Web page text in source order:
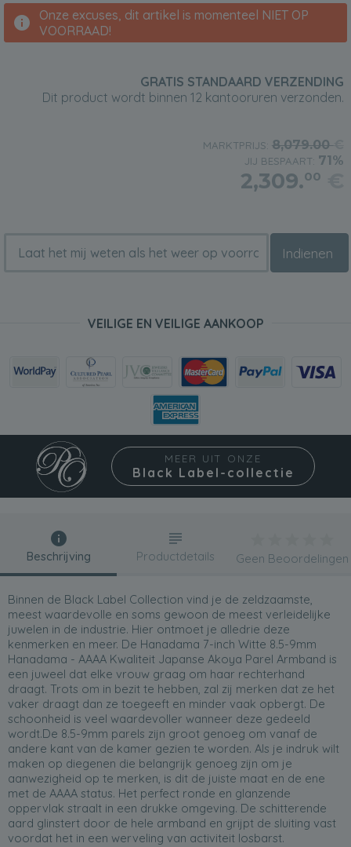
Onze excuses, dit artikel is momenteel NIET OP
VOORRAAD!
GRATIS STANDAARD VERZENDING
Dit product wordt binnen 12 kantooruren verzonden.
MARKTPRIJS: 8,079.00€
JIJ BESPAART: 71%
2,309.00
Indienen
VEILIGE EN VEILIGE AANKOOP
MEER UIT ONZE
Black Label-collectie
Beschrijving
Binnen de Black Label Collection vind je de zeldzaamste,
meest waardevolle en soms gewoon de meest verleidelijke
juwelen in de industrie. Hier ontmoet je alledrie deze
kenmerken en meer. De Hanadama 7-inch Witte 8.5-9mm
Hanadama - AAAA Kwaliteit Japanse Akoya Parel Armband is
een juweel dat elke vrouw graag om haar rechterhand
draagt. Trots om in bezit te hebben, zal zij merken dat ze het
vaker draagt dan ze toegeeft en minder vaak opbergt. De
schoonheid is veel waardevoller wanneer deze gedeeld
wordt.De 8.5-9mm parels zijn groot genoeg om vanaf de
andere kant van de kamer gezien te worden. Als je indruk wilt
maken op diegenen die belangrijk genoeg zijn om je
aanwezigheid op te merken, is dit de juiste maat en de ene
met de AAAA status. Het perfect ronde en glanzende
oppervlak straalt in een drukke omgeving. De schitterende
aard glinstert door de hele armband en grijpt de sluiting vast
voordat het in een werveling van activiteit losbarst.
Productdetails Geen Beoordelingen